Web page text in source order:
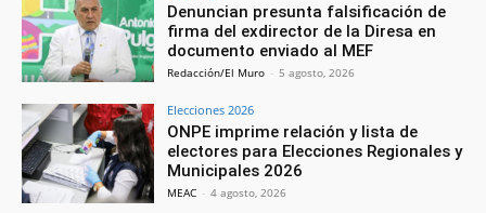
Denuncian presunta falsificación de
firma del exdirector de la Diresa en
documento enviado al MEF
Redacción/El Muro - 5 agosto, 2026
Elecciones 2026
ONPE imprime relación y lista de
electores para Elecciones Regionales y
Municipales 2026
MEAC - 4 agosto, 2026